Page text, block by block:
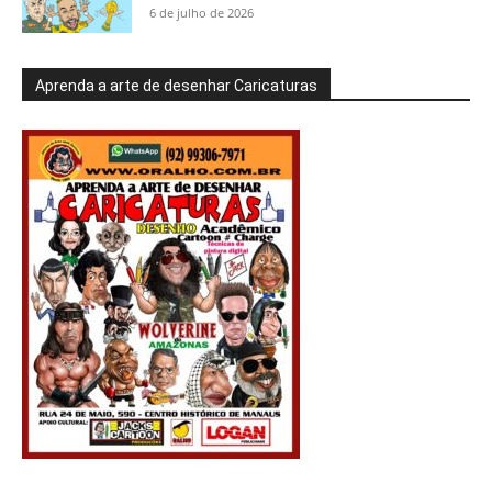
6 de julho de 2026
Aprenda a arte de desenhar Caricaturas